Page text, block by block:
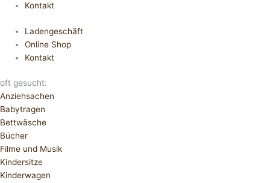
Kontakt
Ladengeschäft
Online Shop
Kontakt
oft gesucht:
Anziehsachen
Babytragen
Bettwäsche
Bücher
Filme und Musik
Kindersitze
Kinderwagen